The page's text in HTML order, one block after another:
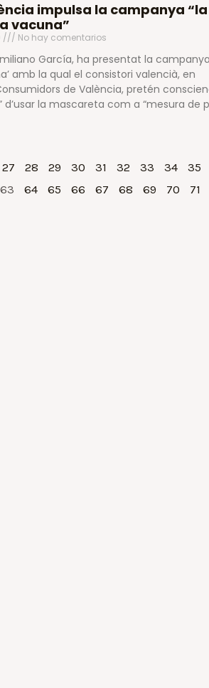
impulsa la campanya
vacuna”
No hay comentarios
García, ha presentat la
amb la qual el consistori valencià, en
de València, pretén
la mascareta com a “mesura de
27 28 29 30 31 32 33 34 35
63 64 65 66 67 68 69 70 71